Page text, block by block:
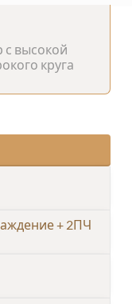
высокой
круга
+ 2ПЧ